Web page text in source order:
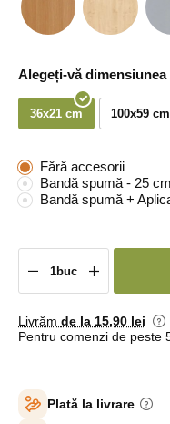
Alegeți-vă
36x21 cm 100x59 cm
Fără accesorii
Bandă spumă - 25 cm
Bandă spumă +
Livrăm de la 15,90 lei
Pentru comenzi de peste
Plată la livrare